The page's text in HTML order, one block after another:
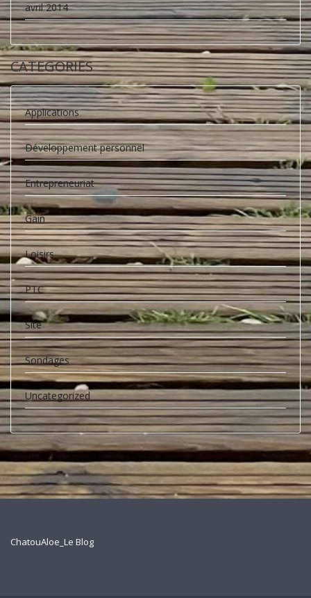
avril 2014
CATEGORIES
Applications
Développement personnel
Entrepreneuriat
Gain
Loisirs
PTC
Site
Sondages
Uncategorized
ChatouAloe_Le Blog